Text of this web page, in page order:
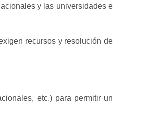
y las universidades e
recursos y resolución de
etc.) para permitir un